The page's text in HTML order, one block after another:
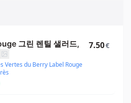
그린 렌틸 샐러드,
Vertes du Berry Label Rouge
7.50€